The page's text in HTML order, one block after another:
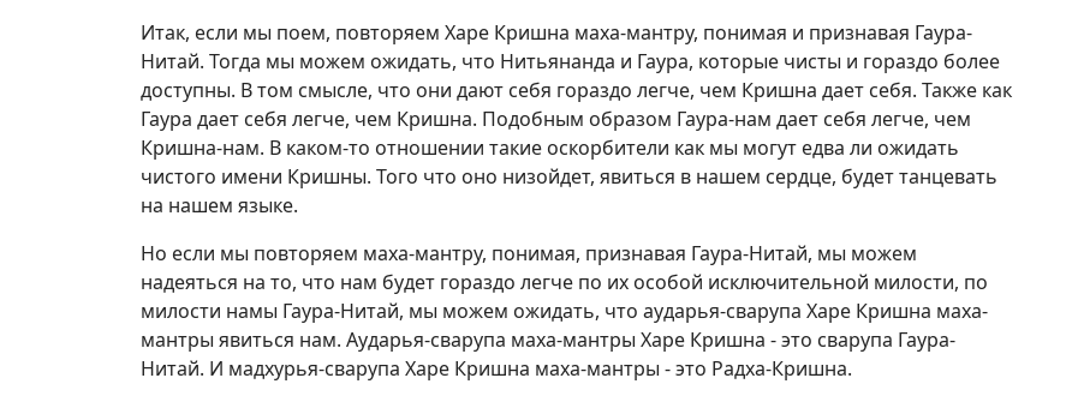
Итак, если мы поем, повторяем Харе Кришна маха-мантру, понимая и признавая Гаура-
Нитай. Тогда мы можем ожидать, что Нитьянанда и Гаура, которые чисты и гораздо более
доступны. В том смысле, что они дают себя гораздо легче, чем Кришна дает себя. Также как
Гаура дает себя легче, чем Кришна. Подобным образом Гаура-нам дает себя легче, чем
Кришна-нам. В каком-то отношении такие оскорбители как мы могут едва ли ожидать
чистого имени Кришны. Того что оно низойдет, явиться в нашем сердце, будет танцевать
на нашем языке.
Но если мы повторяем маха-мантру, понимая, признавая Гаура-Нитай, мы можем
надеяться на то, что нам будет гораздо легче по их особой исключительной милости, по
милости намы Гаура-Нитай, мы можем ожидать, что аударья-сварупа Харе Кришна маха-
мантры явиться нам. Аударья-сварупа маха-мантры Харе Кришна - это сварупа Гаура-
Нитай. И мадхурья-сварупа Харе Кришна маха-мантры - это Радха-Кришна.